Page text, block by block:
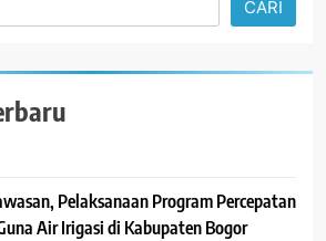
CARI
Pelaksanaan Program Percepatan
Air Irigasi di Kabupaten Bogor